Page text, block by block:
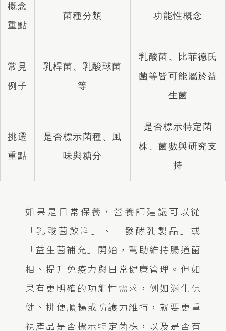
概念
重點
菌種分類 功能性概念
常見
例子
乳桿菌、乳酸球菌
等
乳酸菌、比菲德氏
菌等皆可能屬於益
生菌
挑選
重點
是否標示菌種、風
味與糖分
是否標示特定菌
株、菌數與研究支
持
如果是日常保養，營養師建議可以從
「乳酸菌飲料」、「發酵乳製品」或
「益生菌補充」開始，幫助維持腸道菌
相、提升免疫力與日常健康管理。但如
果有更明確的功能性需求，例如消化保
健、排便順暢或防護力維持，就要更重
視產品是否標示特定菌株，以及是否有